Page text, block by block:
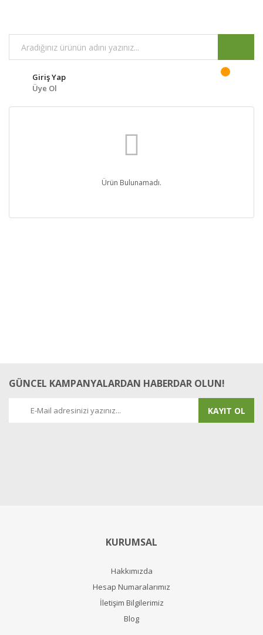
Giriş Yap
Üye Ol
Ürün Bulunamadı.
GÜNCEL KAMPANYALARDAN HABERDAR OLUN!
KAYIT OL
KURUMSAL
Hakkımızda
Hesap Numaralarımız
İletişim Bilgilerimiz
Blog